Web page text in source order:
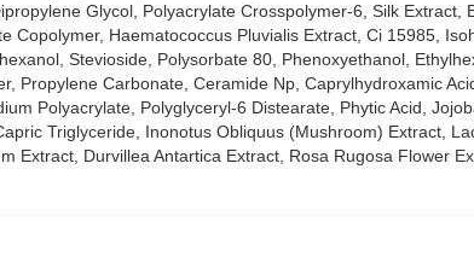
Glycol, Polyacrylate Crosspolymer-6, Silk Extract,
Copolymer, Haematococcus Pluvialis Extract, Ci 15985,
Stevioside, Polysorbate 80, Phenoxyethanol,
Propylene Carbonate, Ceramide Np, Caprylhydroxamic
Polyacrylate, Polyglyceryl-6 Distearate, Phytic Acid,
Triglyceride, Inonotus Obliquus (Mushroom) Extract,
Extract, Durvillea Antartica Extract, Rosa Rugosa Flower